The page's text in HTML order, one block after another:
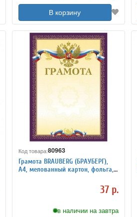
В корзину
Код товара:80963
Грамота BRAUBERG (БРАУБЕРГ),
А4, мелованный картон, фольга,
37 р.
в наличии на завтра